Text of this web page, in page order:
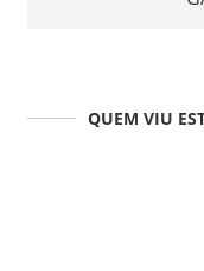
QUEM VIU